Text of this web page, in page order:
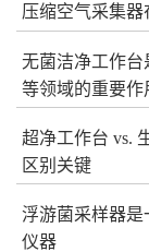
压缩空气采集
无菌洁净工作台
等领域的重要作
超净工作台 vs.
区别关键
浮游菌采样器是
仪器